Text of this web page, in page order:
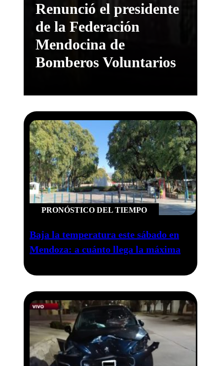
Renunció el presidente
de la Federación
Mendocina de
Bomberos Voluntarios
PRONÓSTICO DEL TIEMPO
Baja la temperatura este sábado en
Mendoza: a cuánto llega la máxima